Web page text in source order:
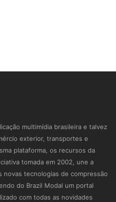
multimídia brasileira e talvez
exterior, transportes e
plataforma, os recursos da
tomada em 2002, une a
novas tecnologias de compressão
do Brazil Modal um portal
com todas as novidades